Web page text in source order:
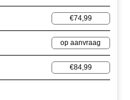
€74,99
op aanvraag
€84,99